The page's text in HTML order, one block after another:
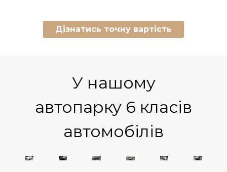
Дізнатись точну вартість
У нашому
автопарку 6 класів
автомобілів